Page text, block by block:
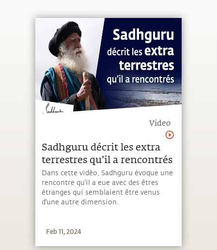
Video
Sadhguru décrit les extra
terrestres qu’il a rencontrés
Dans cette vidéo, Sadhguru évoque une
rencontre qu'il a eue avec des êtres
étranges qui semblaient être venus
d'une autre dimension.
Feb 11, 2024